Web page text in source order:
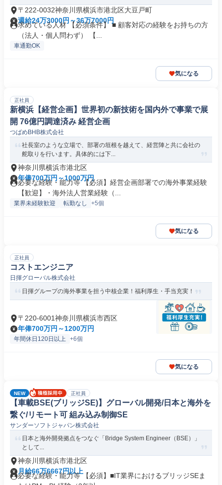
〒222-0032神奈川県横浜市港北区大豆戸町
週給24万3000円～36万7000円
求めている人材 【必須条件】 ■ 顧客対応の経験をお持ちの方
（法人・個人問わず） 【...
車通勤OK
気になる
正社員
新横浜【経営企画】世界初の新技術を国内外で事業で展
開 76億円調達済み 経営企画
つばめBHB株式会社
社長室のような立場で、部署の垣根を越えて、経営陣と共に会社の
舵取りを行います。具体的には下...
神奈川県横浜市港北区
年俸700万円～1000万円
必要な経験・能力等 【必須】経営企画部署での海外事業経験
【歓迎】・海外法人営業経験（...
業界未経験歓迎 転勤なし +5個
気になる
正社員
コストエンジニア
日揮グローバル株式会社
日揮グループの海外事業を担う中核企業！福利厚生・手当充実！
〒220-6001神奈川県横浜市西区
年俸700万円～1200万円
年間休日120日以上 +6個
気になる
NEW 正社員
【車載BSE(ブリッジSE)】グローバル開発/日本と海外を
繋ぐ/リモート可 組み込み制御SE
サンダーソフトジャパン株式会社
日本と海外開発拠点をつなぐ「Bridge System Engineer（BSE）」
として...
神奈川県横浜市港北区
月給66万6667円以上
必要な経験・能力等 【必須】■IT業界におけるブリッジSEま